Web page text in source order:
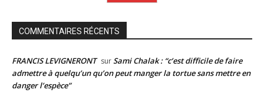
COMMENTAIRES RÉCENTS
FRANCIS LEVIGNERONT surSami Chalak : “c’est difficile de faire
admettre à quelqu’un qu’on peut manger la tortue sans mettre en
danger l’espèce”